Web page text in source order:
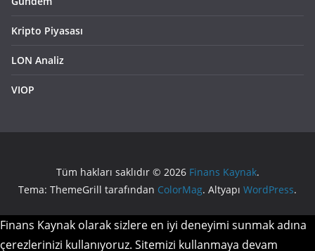
Kripto Piyasası
LON Analiz
VIOP
Tüm hakları saklıdır © 2026 Finans Kaynak.
Tema: ThemeGrill tarafından ColorMag. Altyapı WordPress.
Finans Kaynak olarak sizlere en iyi deneyimi sunmak adına
çerezlerinizi kullanıyoruz. Sitemizi kullanmaya devam